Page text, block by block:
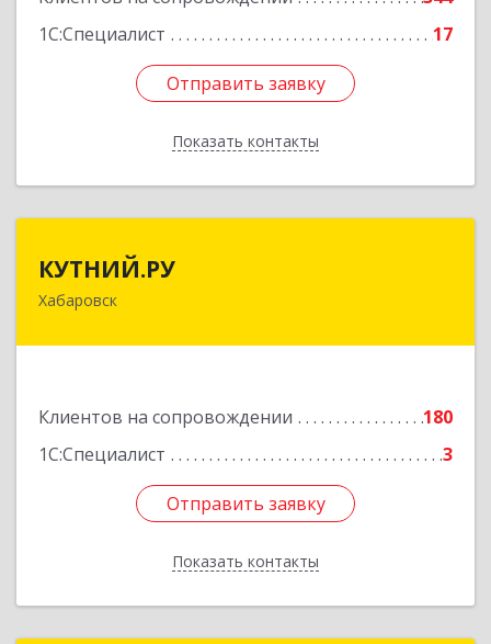
1С:Специалист
17
Отправить заявку
Показать контакты
Отправить заявку
Назад
КУТНИЙ.РУ
Хабаровск
Клиентов на сопровождении
180
1С:Специалист
3
Отправить заявку
Показать контакты
680007, Хабаровский край, Хабаровск г,
Отправить заявку
Назад